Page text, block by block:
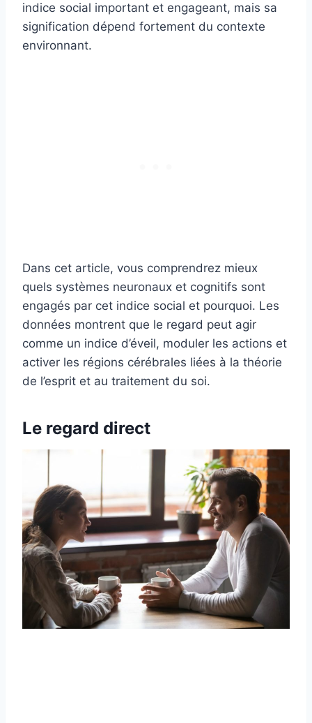
indice social important et engageant, mais sa
signification dépend fortement du contexte
environnant.
Dans cet article, vous comprendrez mieux
quels systèmes neuronaux et cognitifs sont
engagés par cet indice social et pourquoi. Les
données montrent que le regard peut agir
comme un indice d’éveil, moduler les actions et
activer les régions cérébrales liées à la théorie
de l’esprit et au traitement du soi.
Le regard direct